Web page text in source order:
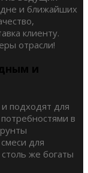
и ближайших
клиенту.
отрасли!
и
подходят для
в
для
же богаты